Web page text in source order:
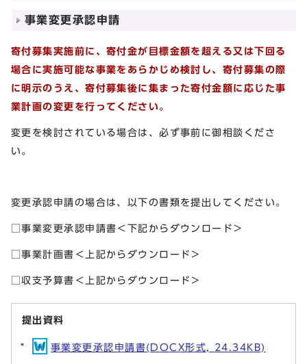
事業変更承認申請
寄付募集実施前に、寄付金が目標金額を超える又は下回る
場合に実施可能な事業をあらかじめ検討し、寄付募集の際
に明示のうえ、寄付募集後に集まった寄付金額に応じた事
業計画の変更を行ってください。
変更を検討されている場合は、必ず事前に御相談くださ
い。
変更承認申請の場合は、以下の書類を提出してください。
□事業変更承認申請書＜下記からダウンロード＞
□事業計画書＜上記からダウンロード＞
□収支予算書＜上記からダウンロード＞
提出資料
事業変更承認申請書(DOCX形式, 24.34KB)